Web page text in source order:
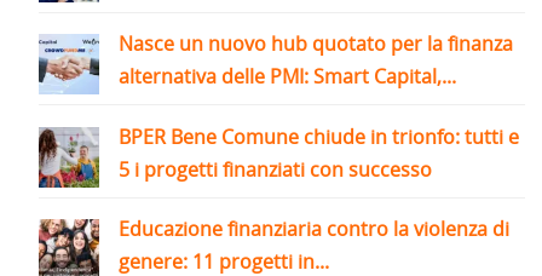
Nasce un nuovo hub quotato per la finanza
alternativa delle PMI: Smart Capital,...
BPER Bene Comune chiude in trionfo: tutti e
5 i progetti finanziati con successo
Educazione finanziaria contro la violenza di
genere: 11 progetti in...